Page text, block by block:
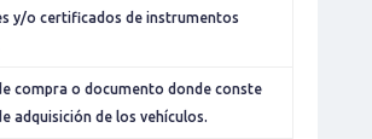
y/o certificados de instrumentos
compra o documento donde conste
adquisición de los vehículos.